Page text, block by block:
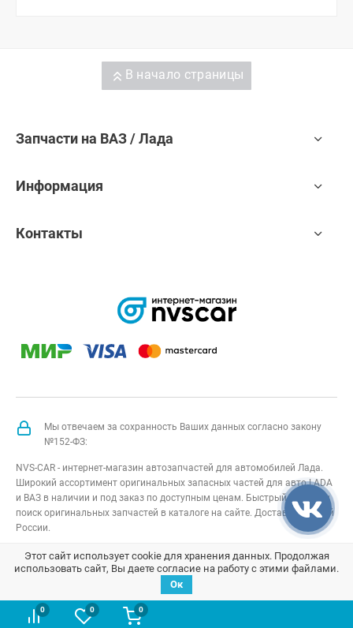
0 0 0
В начало страницы
Запчасти на ВАЗ / Лада
Информация
Контакты
Мы отвечаем за сохранность Ваших данных согласно закону
№152-ФЗ:
NVS-CAR - интернет-магазин автозапчастей для автомобилей Лада.
Широкий ассортимент оригинальных запасных частей для авто LADA
и ВАЗ в наличии и под заказ по доступным ценам. Быстрый подбор и
поиск оригинальных запчастей в каталоге на сайте. Доставка по всей
России.
NVS-CAR© 2014 –2026Все права защищеныкарта сайта;
Договор оферта; Политика конфиденциальности
Этот сайт использует cookie для хранения данных. Продолжая
использовать сайт, Вы даете согласие на работу с этими файлами.
Ок